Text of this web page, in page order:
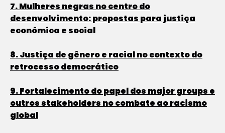
7. Mulheres negras no centro do
desenvolvimento: propostas para justiça
econômica e social
8. Justiça de gênero e racial no contexto do
retrocesso democrático
9. Fortalecimento do papel dos major groups e
outros stakeholders no combate ao racismo
global